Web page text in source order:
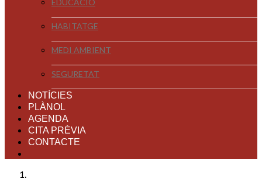
EDUCACIÓ
HABITATGE
MEDI AMBIENT
SEGURETAT
NOTÍCIES
PLÀNOL
AGENDA
CITA PRÈVIA
CONTACTE